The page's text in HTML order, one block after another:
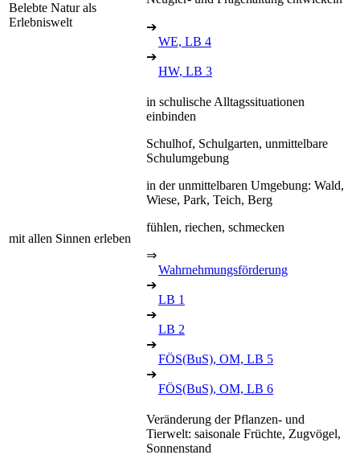
Belebte Natur als
Erlebniswelt
➔
WE, LB 4
➔
HW, LB 3
mit allen Sinnen erleben
in schulische Alltagssituationen
einbinden
Schulhof, Schulgarten, unmittelbare
Schulumgebung
in der unmittelbaren Umgebung: Wald,
Wiese, Park, Teich, Berg
fühlen, riechen, schmecken
⇒
Wahrnehmungsförderung
➔
LB 1
➔
LB 2
➔
FÖS(BuS), OM, LB 5
➔
FÖS(BuS), OM, LB 6
Veränderung der Pflanzen- und
Tierwelt: saisonale Früchte, Zugvögel,
Sonnenstand